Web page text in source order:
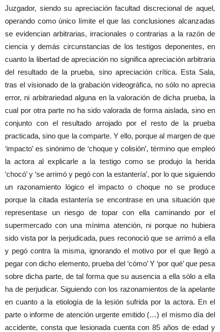
Juzgador, siendo su apreciación facultad discrecional de aquel,
operando como único límite el que las conclusiones alcanzadas
se evidencian arbitrarias, irracionales o contrarias a la razón de
ciencia y demás circunstancias de los testigos deponentes, en
cuanto la libertad de apreciación no significa apreciación arbitraria
del resultado de la prueba, sino apreciación crítica. Esta Sala,
tras el visionado de la grabación videográfica, no sólo no aprecia
error, ni arbitrariedad alguna en la valoración de dicha prueba, la
cual por otra parte no ha sido valorada de forma aislada, sino en
conjunto con el resultado arrojado por el resto de la prueba
practicada, sino que la comparte. Y ello, porque al margen de que
‘impacto’ es sinónimo de ‘choque y colisión’, término que empleó
la actora al explicarle a la testigo como se produjo la herida
‘chocó’ y ‘se arrimó y pegó con la estantería’, por lo que siguiendo
un razonamiento lógico el impacto o choque no se produce
porque la citada estantería se encontrase en una situación que
representase un riesgo de topar con ella caminando por el
supermercado con una mínima atención, ni porque no hubiera
sido vista por la perjudicada, pues reconoció que se arrimó a ella
y pegó contra la misma, ignorando el motivo por el que llegó a
pegar con dicho elemento, prueba del ‘cómo’ Y ‘por qué’ que pesa
sobre dicha parte, de tal forma que su ausencia a ella sólo a ella
ha de perjudicar. Siguiendo con los razonamientos de la apelante
en cuanto a la etiología de la lesión sufrida por la actora. En el
parte o informe de atención urgente emitido (…) el mismo día del
accidente, consta que lesionada cuenta con 85 años de edad y